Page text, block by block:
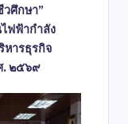
วศึกษา”
ฟฟ้ากำลัง
หารธุรกิจ
. ๒๕๖๙